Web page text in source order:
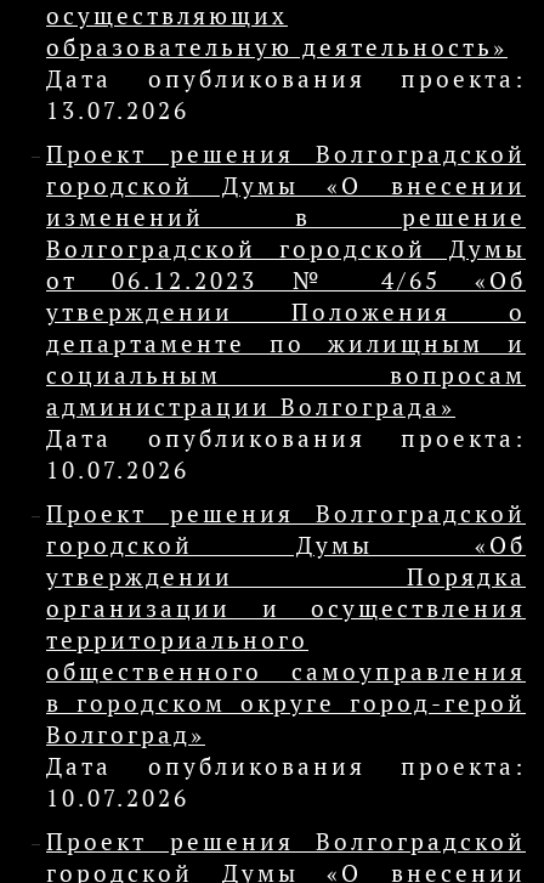
осуществляющих
образовательную деятельность»
Дата опубликования проекта:
13.07.2026
Проект решения Волгоградской
городской Думы «О внесении
изменений в решение
Волгоградской городской Думы
от 06.12.2023 № 4/65 «Об
утверждении Положения о
департаменте по жилищным и
социальным вопросам
администрации Волгограда»
Дата опубликования проекта:
10.07.2026
Проект решения Волгоградской
городской Думы «Об
утверждении Порядка
организации и осуществления
территориального
общественного самоуправления
в городском округе город-герой
Волгоград»
Дата опубликования проекта:
10.07.2026
Проект решения Волгоградской
городской Думы «О внесении